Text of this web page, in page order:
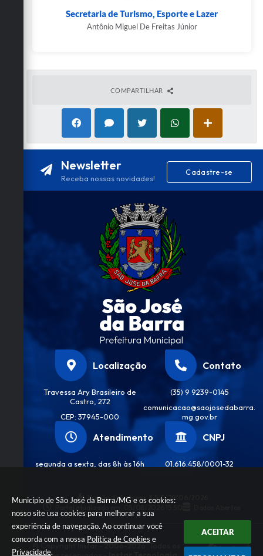
Município de São José da Barra/MG e os cookies:
nosso site usa cookies para melhorar a sua
experiência de navegação. Ao continuar você
concorda com a nossa Política de Cookies e
Privacidade.
ACEITAR
Secretaria de Turismo, Esporte e Lazer
Antônio Miguel De Freitas Júnior
COMPARTILHAR
Newsletter
Receba nossas novidades!
Cadastre-se
Localização
Travessa Ary Brasileiro de
Castro, 272
CEP: 37945-000
Contato
(35) 9 9239-0145
comunicacao@saojosedabarra.
mg.gov.br
Atendimento
segunda a sexta, das 8h às 16h
CNPJ
01.616.458/0001-32
Versão do Sistema: 3.5.3 - 19/06/2026
© Copyright Instar - 2006-2026. Todos os